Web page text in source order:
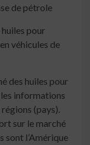
de pétrole
pour
véhicules de
des huiles pour
informations
(pays).
sur le marché
sont l’Amérique